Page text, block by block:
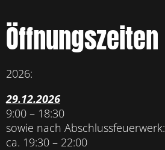
Öffnungszeiten
2026:
29.12.2026
9:00 – 18:30
sowie nach Abschlussfeuerwerk:
ca. 19:30 – 22:00